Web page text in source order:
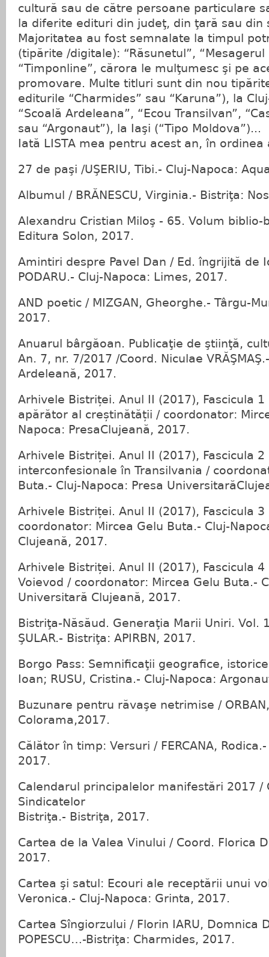
cultură sau de către persoane particulare
la diferite edituri din judeţ, din ţară sau din
Majoritatea au fost semnalate la timpul
(tipărite /digitale): “Răsunetul”, “Mesagerul
“Timponline”, cărora le mulţumesc şi pe
promovare. Multe titluri sunt din nou
editurile “Charmides” sau “Karuna”), la
“Scoală Ardeleana”, “Ecou Transilvan”,
sau “Argonaut”), la Iaşi (“Tipo Moldova”)...
Iată LISTA mea pentru acest an, în
27 de paşi /UŞERIU, Tibi.- Cluj-Napoca:
Albumul / BRĂNESCU, Virginia.- Bistriţa:
Alexandru Cristian Miloş - 65. Volum biblio-
Editura Solon, 2017.
Amintiri despre Pavel Dan / Ed. îngrijită de
PODARU.- Cluj-Napoca: Limes, 2017.
AND poetic / MIZGAN, Gheorghe.- Târgu-
2017.
Anuarul bârgăoan. Publicaţie de ştiinţă,
An. 7, nr. 7/2017 /Coord. Niculae
Ardeleană, 2017.
Arhivele Bistriței. Anul II (2017), Fascicula
apărător al creștinătății / coordonator:
Napoca: PresaClujeană, 2017.
Arhivele Bistriței. Anul II (2017), Fascicula 2
interconfesionale în Transilvania /
Buta.- Cluj-Napoca: Presa
Arhivele Bistriței. Anul II (2017), Fascicula
coordonator: Mircea Gelu Buta.- Cluj-
Clujeană, 2017.
Arhivele Bistriței. Anul II (2017), Fascicula
Voievod / coordonator: Mircea Gelu Buta.-
Universitară Clujeană, 2017.
Bistriţa-Năsăud. Generaţia Marii Uniri. Vol.
ŞULAR.- Bistriţa: APIRBN, 2017.
Borgo Pass: Semnificaţii geografice,
Ioan; RUSU, Cristina.- Cluj-Napoca:
Buzunare pentru răvaşe netrimise /
Colorama,2017.
Călător în timp: Versuri / FERCANA,
2017.
Calendarul principalelor manifestări 2017 /
Sindicatelor
Bistriţa.- Bistriţa, 2017.
Cartea de la Valea Vinului / Coord. Florica
2017.
Cartea şi satul: Ecouri ale receptării unui
Veronica.- Cluj-Napoca: Grinta, 2017.
Cartea Sîngiorzului / Florin IARU, Domnica
POPESCU…-Bistriţa: Charmides, 2017.